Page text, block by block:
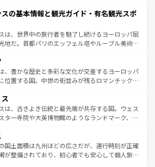
れるイタリアで、忘れられない旅をしてみよう！
着のイタリア情報は
付くこの国では、情熱的なフラメンコ、熱気あふ
、そして美味しいタパスが生活の一部となってい
マドリードの洗練された雰囲気や、バルセロナの
溢れた街角から、地方では古代ローマ遺跡や中世
方によって風土や気候が異なるスペインはその個
性で訪れる人を魅了する。 なお、新着のスペイン情報は コ
一覧を参照してほしい。
の基本情報と観光ガイド・有名観光スポ
は、世界中の旅行者を魅了し続けるヨーロッパ屈
地だ。首都パリのエッフェル塔やルーブル美術館
い魅力が詰まっている。華麗な宮殿、歴史的な大
しいビーチ、そして豊かな自然が、訪れる者を心
する。また、フランスは美食の国としても知ら
ャンパンの発祥地であるランス、プロヴァンスの
ラベンダー畑など、多彩な楽しみ方が可能だ。さ
リ以外の地域にも魅力が溢れており、どの街角に
に足を運ぶとそれぞれで全く異なる文化を体験で
きるだろう。 なお、新着のフランス情報はコンテンツ一覧
てほしい。
、豊かな歴史と多彩な文化が交差するヨーロッパ
位置する国。中世の街並みが残るロマンチック街
この国は、どこを歩いても飽きることがない。ベ
文化的活気、バイエルン州のアルプスの絶景、そ
ン川沿いのワイン畑といった風景は必見。ビール
きな人にはぜひ体験してほしい。 なお、新着の
報はコンテンツ一覧を参照してほしい。
は、古きよき伝統と最先端が共存する国。ウェス
ター寺院や大英博物館のようなランドマーク、歴
に異なる魅力がある。また、優雅なアフタヌーン
ビール好きにはたまらない英国パブ、サッカー観
本場だからこそできる体験も豊富。イギリスを旅
国土面積は九州ほどの広さだが、運行時刻が正確
が整備されており、初心者でも安心して個人旅行